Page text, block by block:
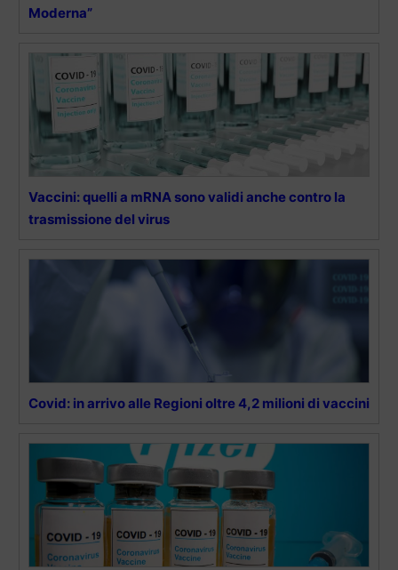
Moderna”
Vaccini: quelli a mRNA sono validi anche contro la
trasmissione del virus
Covid: in arrivo alle Regioni oltre 4,2 milioni di vaccini